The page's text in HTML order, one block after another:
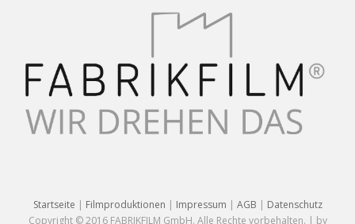
Startseite | Filmproduktionen | Impressum | AGB | Datenschutz
Copyright © 2016 FABRIKFILM GmbH. Alle Rechte vorbehalten. | by